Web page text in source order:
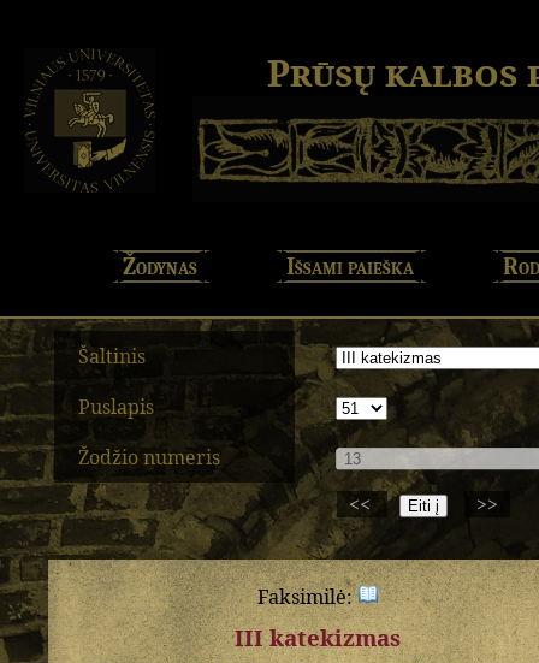
Prūsų kalbos
Žodynas Išsami paieška
Šaltinis
Puslapis
Žodžio numeris
<<
>>
Faksimilė:
III katekizmas